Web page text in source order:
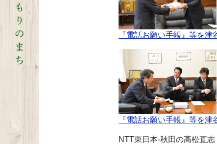
『電話お願い手帳』等を
『電話お願い手帳』等を
NTT東日本-秋田の高松直